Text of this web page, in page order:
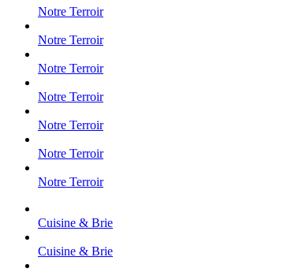
Notre Terroir
Notre Terroir
Notre Terroir
Notre Terroir
Notre Terroir
Notre Terroir
Notre Terroir
Cuisine & Brie
Cuisine & Brie